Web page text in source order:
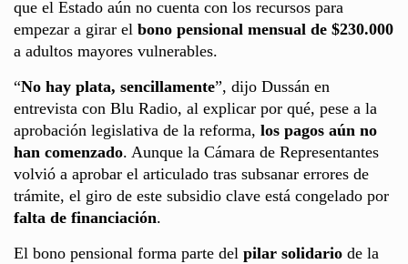
que el Estado aún no cuenta con los recursos para
empezar a girar el bono pensional mensual de $230.000
a adultos mayores vulnerables.
“No hay plata, sencillamente”, dijo Dussán en
entrevista con Blu Radio, al explicar por qué, pese a la
aprobación legislativa de la reforma, los pagos aún no
han comenzado. Aunque la Cámara de Representantes
volvió a aprobar el articulado tras subsanar errores de
trámite, el giro de este subsidio clave está congelado por
falta de financiación.
El bono pensional forma parte del pilar solidario de la